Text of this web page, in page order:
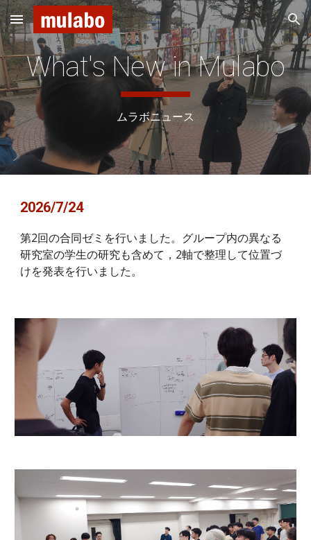
Skip to main content Skip to navigation
What's New in Mulabo
ムラボニュース
2026/7/24
第2回の合同ゼミを行いました。グループ内の異なる
研究室の学生の研究も含めて，2軸で整理して位置づ
けを発表を行いました。